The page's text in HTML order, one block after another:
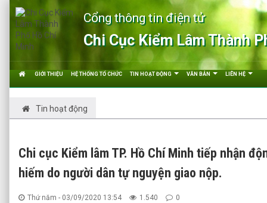
Cổng thông tin điện tử
Chi Cục Kiểm Lâm Thành
GIỚI THIỆU HỆ THỐNG TỔ CHỨC TIN HOẠT ĐỘNG VĂN BẢN LIÊN HỆ
Tin hoạt động
Chi cục Kiểm lâm TP. Hồ Chí Minh tiếp nhận
hiếm do người dân tự nguyện giao nộp.
Thứ năm - 03/09/2020 13:54 1.540 0